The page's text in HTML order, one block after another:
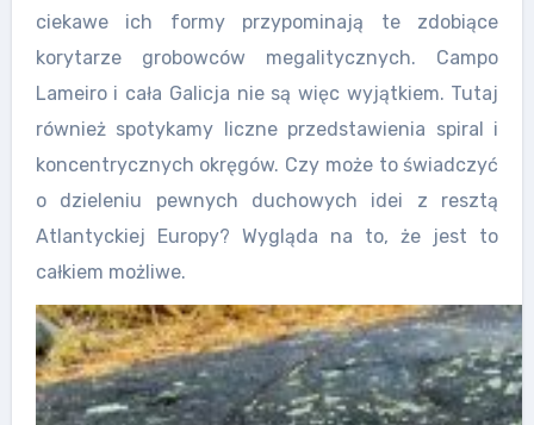
ciekawe ich formy przypominają te zdobiące
korytarze grobowców megalitycznych. Campo
Lameiro i cała Galicja nie są więc wyjątkiem. Tutaj
również spotykamy liczne przedstawienia spiral i
koncentrycznych okręgów. Czy może to świadczyć
o dzieleniu pewnych duchowych idei z resztą
Atlantyckiej Europy? Wygląda na to, że jest to
całkiem możliwe.